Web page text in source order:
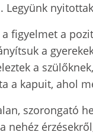
Legyünk
figyelmet a
a
a
a kapuit, ahol
szorongató
nehéz